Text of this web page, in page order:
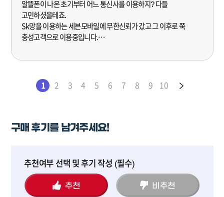
알뜰폰이 나온 초기부터 어느 통신사를 이용하지? 다들
고민하셨을테죠.
Sk망을 이용하는 세븐모바일에 무한신뢰가 갔고 그 이후로 쭉
충성고객으로 이용중입니다.
요금저렴한데 요금제내용은 실속있으니 안쓸 이유가 없죠.
1 (현재 페이지)
2 3 4 5 6 7 8 9 10 다음 페이지
구매 후기를 남겨주세요!
추천여부 선택 및 후기 작성 (필수)
추천 비추천